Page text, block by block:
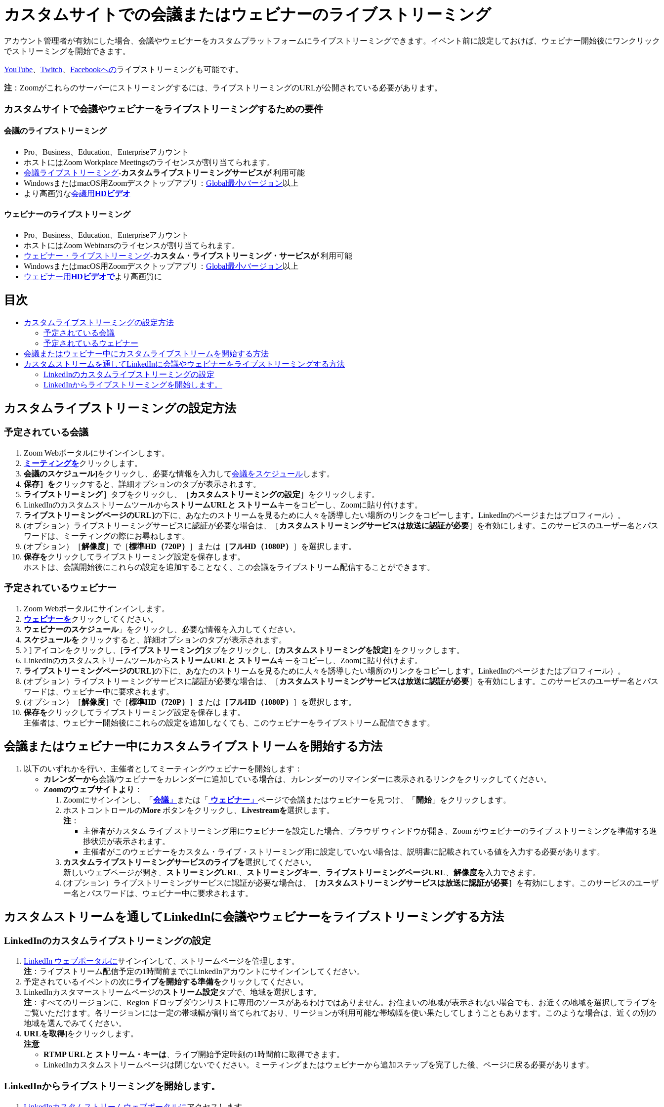
カスタムサイトでの会議またはウェビナーのライブストリーミング
アカウント管理者が有効にした場合、会議やウェビナーをカスタムプラットフォームにライブストリーミングできます。イベント前に設定しておけば、ウェビナー開始後にワンクリック
でストリーミングを開始できます。
YouTube、 Twitch、 Facebookへのライブストリーミングも可能です。
注 ：Zoomがこれらのサーバーにストリーミングするには、ライブストリーミングのURLが公開されている必要があります。
カスタムサイトで会議やウェビナーをライブストリーミングするための要件
会議のライブストリーミング
Pro、Business、Education、Enterpriseアカウント
ホストにはZoom Workplace Meetingsのライセンスが割り当てられます。
会議ライブストリーミング-カスタムライブストリーミングサービスが利用可能
WindowsまたはmacOS用Zoomデスクトップアプリ： Global最小バージョン 以上
より高画質な会議用HDビデオ
ウェビナーのライブストリーミング
Pro、Business、Education、Enterpriseアカウント
ホストにはZoom Webinarsのライセンスが割り当てられます。
ウェビナー・ライブストリーミング-カスタム・ライブストリーミング・サービスが利用可能
WindowsまたはmacOS用Zoomデスクトップアプリ： Global最小バージョン 以上
ウェビナー用HDビデオでより高画質に
目次
カスタムライブストリーミングの設定方法
予定されている会議
予定されているウェビナー
会議またはウェビナー中にカスタムライブストリームを開始する方法
カスタムストリームを通してLinkedInに会議やウェビナーをライブストリーミングする方法
LinkedInのカスタムライブストリーミングの設定
LinkedInからライブストリーミングを開始します。
カスタムライブストリーミングの設定方法
予定されている会議
Zoom Webポータルにサインインします。
ミーティングをクリックします。
会議のスケジュール]をクリックし、必要な情報を入力して会議をスケジュールします。
保存］をクリックすると、詳細オプションのタブが表示されます。
ライブストリーミング］
タブをクリックし、［ カスタムストリーミングの設定］をクリックします。
LinkedInのカスタムストリームツールから ストリームURLと ストリームキーをコピーし、Zoomに貼り付けます。
ライブストリーミングページのURL]の下に、あなたのストリームを見るために人々を誘導したい場所のリンクをコピーします。LinkedInのページまたはプロフィール）。
(オプション）ライブストリーミングサービスに認証が必要な場合は、［ カスタムストリーミングサービスは放送に認証が必要］を有効にします。このサービスのユーザー名とパス
ワードは、ミーティングの際にお尋ねします。
(オプション）［解像度］で［標準HD（720P） ］または［フルHD（1080P）
］を選択します。
保存をクリックしてライブストリーミング設定を保存します。
ホストは、会議開始後にこれらの設定を追加することなく、この会議をライブストリーム配信することができます。
予定されているウェビナー
Zoom Webポータルにサインインします。
ウェビナーをクリックしてください。
ウェビナーのスケジュール」をクリックし、必要な情報を入力してください。
スケジュールを クリックすると、詳細オプションのタブが表示されます。
] アイコンをクリックし、[ライブストリーミング]タブをクリックし、[カスタムストリーミングを設定] をクリックします。
LinkedInのカスタムストリームツールから ストリームURLと ストリームキーをコピーし、Zoomに貼り付けます。
ライブストリーミングページのURL]の下に、あなたのストリームを見るために人々を誘導したい場所のリンクをコピーします。LinkedInのページまたはプロフィール）。
(オプション）ライブストリーミングサービスに認証が必要な場合は、［ カスタムストリーミングサービスは放送に認証が必要］を有効にします。このサービスのユーザー名とパス
ワードは、ウェビナー中に要求されます。
(オプション）［解像度］で［標準HD（720P） ］または［フルHD（1080P）
］を選択します。
保存をクリックしてライブストリーミング設定を保存します。
主催者は、ウェビナー開始後にこれらの設定を追加しなくても、このウェビナーをライブストリーム配信できます。
会議またはウェビナー中にカスタムライブストリームを開始する方法
以下のいずれかを行い、主催者としてミーティング/ウェビナーを開始します：
カレンダーから会議/ウェビナーをカレンダーに追加している場合は、カレンダーのリマインダーに表示されるリンクをクリックしてください。
Zoomのウェブサイトより ：
Zoomにサインインし、「 会議」 または「 ウェビナー」 ページで会議またはウェビナーを見つけ、「 開始」をクリックします。
ホストコントロールのMore ボタンをクリックし、 Livestreamを選択します。
注 ：
主催者がカスタム ライブ ストリーミング用にウェビナーを設定した場合、ブラウザ ウィンドウが開き、Zoom がウェビナーのライブ ストリーミングを準備する進
捗状況が表示されます。
主催者がこのウェビナーをカスタム・ライブ・ストリーミング用に設定していない場合は、説明書に記載されている値を入力する必要があります。
カスタムライブストリーミングサービスのライブを選択してください。
新しいウェブページが開き、
ストリーミングURL ストリーミングキー ライブストリーミングページURL 解像度を入力できます。
(オプション）ライブストリーミングサービスに認証が必要な場合は、［ カスタムストリーミングサービスは放送に認証が必要］を有効にします。このサービスのユーザ
ー名とパスワードは、ウェビナー中に要求されます。
カスタムストリームを通してLinkedInに会議やウェビナーをライブストリーミングする方法
LinkedInのカスタムライブストリーミングの設定
LinkedIn ウェブポータルにサインインして、ストリームページを管理します。
注 ：ライブストリーム配信予定の1時間前までにLinkedInアカウントにサインインしてください。
予定されているイベントの次にライブを開始する準備をクリックしてください。
LinkedInカスタマーストリームページのストリーム設定タブで、地域を選択します。
注 ：すべてのリージョンに、Region ドロップダウンリストに専用のソースがあるわけではありません。お住まいの地域が表示されない場合でも、お近くの地域を選択してライブを
ご覧いただけます。各リージョンには一定の帯域幅が割り当てられており、リージョンが利用可能な帯域幅を使い果たしてしまうこともあります。このような場合は、近くの別の
地域を選んでみてください。
URLを取得]をクリックします。
注意
RTMP URLと ストリーム・キーは 、ライブ開始予定時刻の1時間前に取得できます。
LinkedInカスタムストリームページは閉じないでください。ミーティングまたはウェビナーから追加ステップを完了した後、ページに戻る必要があります。
LinkedInからライブストリーミングを開始します。